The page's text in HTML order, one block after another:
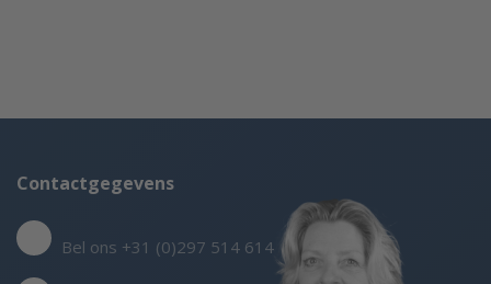
Contactgegevens
Bel ons +31 (0)297 514 614